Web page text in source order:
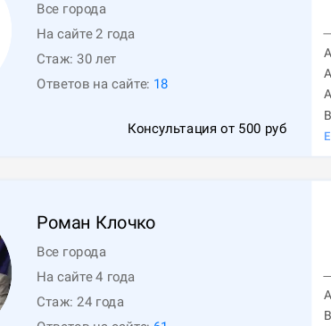
Все города
На сайте 2 года
Стаж:30 лет
Ответов на сайте: 18
Консультация от 500 руб
Роман Клочко
Все города
На сайте 4 года
Стаж: 24 года